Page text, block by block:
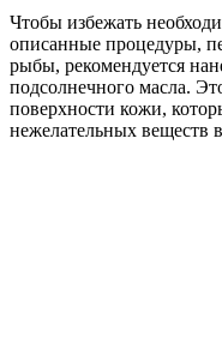
Чтобы избежать
описанные процедуры,
рыбы, рекомендуется
подсолнечного масла.
поверхности кожи,
нежелательных веществ